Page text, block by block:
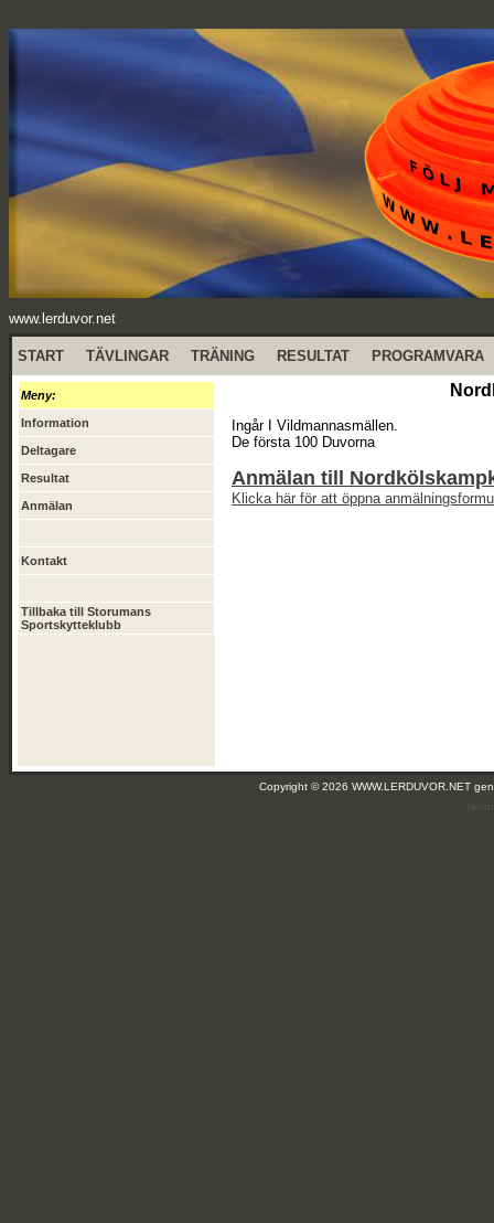
www.lerduvor.net
START TÄVLINGAR TRÄNING RESULTAT PROGRAMVARA
Meny:
Information
Deltagare
Resultat
Anmälan
Kontakt
Tillbaka till Storumans
Sportskytteklubb
Ingår I Vildmannasmällen.
De första 100 Duvorna
Anmälan till
Klicka här för att öppna
Copyright © 2026 WWW.LERDUVOR.NET